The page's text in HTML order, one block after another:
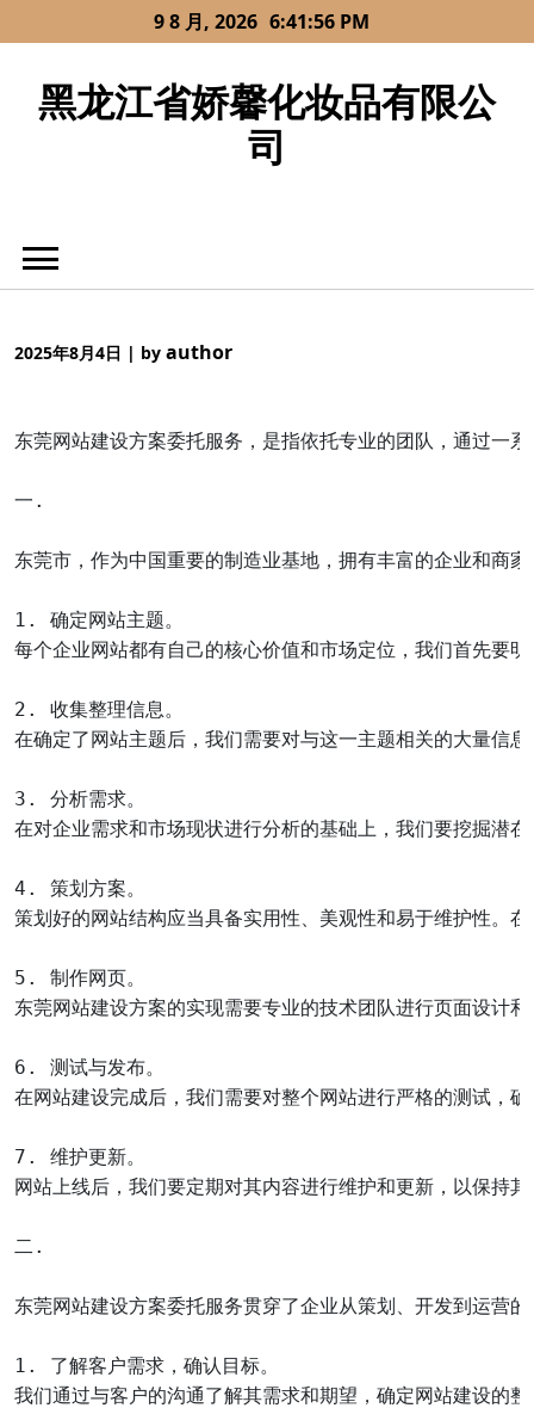
to
9 8 月, 2026 6:41:56 PM
黑龙江省娇馨化妆品有限公
司
2025年8月4日 | by author
东莞网站建设方案委托服务，是指依托专业的团队，通过一
一.
东莞市，作为中国重要的制造业基地，拥有丰富的企业和商
1. 确定网站主题。
每个企业网站都有自己的核心价值和市场定位，我们首先要
2. 收集整理信息。
在确定了网站主题后，我们需要对与这一主题相关的大量信
3. 分析需求。
在对企业需求和市场现状进行分析的基础上，我们要挖掘潜
4. 策划方案。
策划好的网站结构应当具备实用性、美观性和易于维护性。
5. 制作网页。
东莞网站建设方案的实现需要专业的技术团队进行页面设计
6. 测试与发布。
在网站建设完成后，我们需要对整个网站进行严格的测试，
7. 维护更新。
网站上线后，我们要定期对其内容进行维护和更新，以保持
二.
东莞网站建设方案委托服务贯穿了企业从策划、开发到运营
1. 了解客户需求，确认目标。
我们通过与客户的沟通了解其需求和期望，确定网站建设的